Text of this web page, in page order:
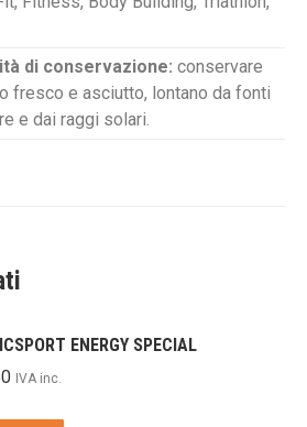
di conservazione: conservare
fresco e asciutto, lontano da fonti
e dai raggi solari.
ENERGY SPECIAL
IVA inc.